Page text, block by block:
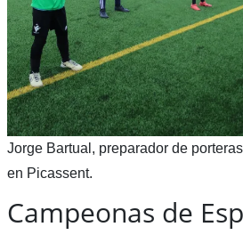
Jorge Bartual, preparador de
en Picassent.
Campeonas de